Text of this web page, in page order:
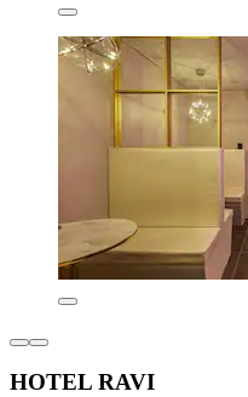
HOTEL RAVI